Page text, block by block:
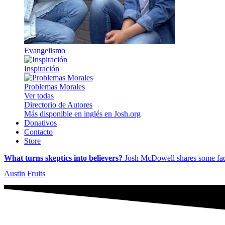
Evangelismo
Inspiración
Problemas Morales
Ver todas
Directorio de Autores
Más disponible en inglés en Josh.org
Donativos
Contacto
Store
What turns skeptics into believers? Josh McDowell shares some
Austin Fruits